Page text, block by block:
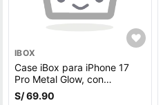
IBOX
Case iBox para iPhone 17
Pro Metal Glow, con
MagSafe para carga
inalámbrica, soporte en
S/ 69.90